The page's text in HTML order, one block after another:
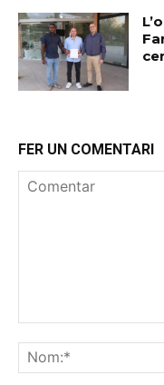
FER UN COMENTARI